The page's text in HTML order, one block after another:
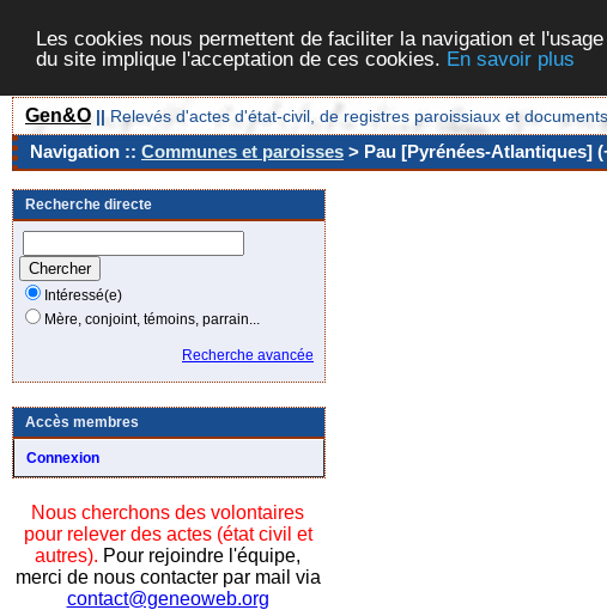
Les cookies nous permettent de faciliter la navigation et
du site implique l'acceptation de ces cookies. En savoir plus
Gen&O || Relevés d'actes d'état-civil, de registres paroissiaux et
Navigation :: Communes et paroisses > Pau [Pyrénées-Atlantiques]
Recherche directe
Intéressé(e)
Mère, conjoint, témoins, parrain...
Recherche avancée
Accès membres
Connexion
Nous cherchons des volontaires
pour relever des actes (état civil et
autres). Pour rejoindre l'équipe,
merci de nous contacter par mail via
contact@geneoweb.org